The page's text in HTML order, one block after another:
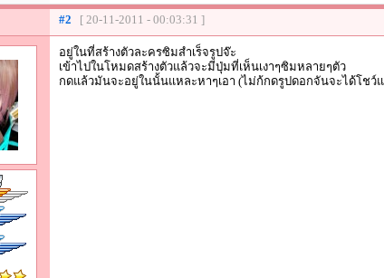
#2 [ 20-11-2011 - 00:03:31 ]
อยู่ในที่สร้างตัวละครซิมสำเร็จรูปจ๊ะ
เข้าไปในโหมดสร้างตัวแล้วจะมีปุ่มที่เห็นเงาๆซิมหลายๆตัว
กดแล้วมันจะอยู่ในนั้นแหละหาๆเอา (ไม่ก้กดรูปดอกจันจะได้โช